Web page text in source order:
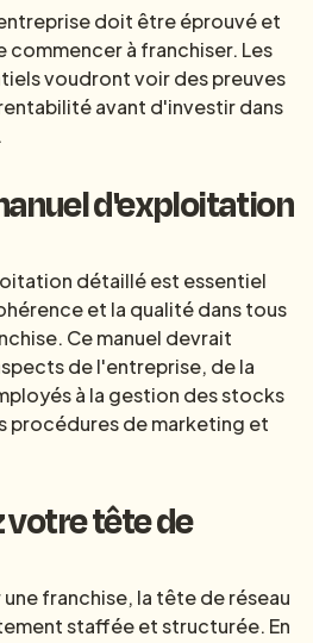
doit être éprouvé et
commencer à franchiser. Les
voudront voir des preuves
avant d'investir dans
d'exploitation
détaillé est essentiel
et la qualité dans tous
Ce manuel devrait
de l'entreprise, de la
à la gestion des stocks
procédures de marketing et
tête de
franchise, la tête de réseau
staffée et structurée. En